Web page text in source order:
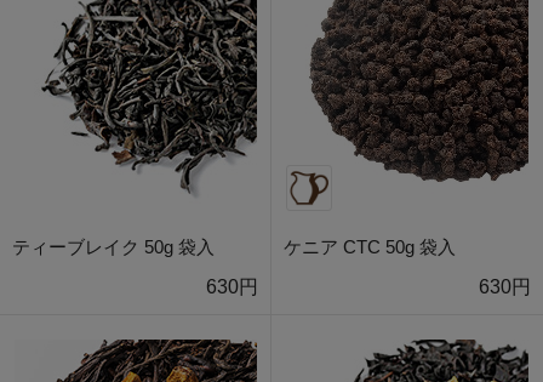
ティーブレイク 50g 袋入
630円
ケニア CTC 50g 袋入
630円